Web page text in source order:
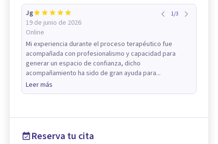
Jg
19 de junio de 2026
Online
1/3
Mi experiencia durante el proceso terapéutico fue
acompañada con profesionalismo y capacidad para
generar un espacio de confianza, dicho
acompañamiento ha sido de gran ayuda para...
Leer más
Reserva tu cita